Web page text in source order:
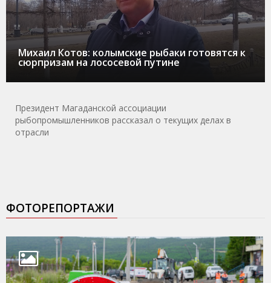
Михаил Котов: колымские рыбаки готовятся к
сюрпризам на лососевой путине
Президент Магаданской ассоциации
рыбопромышленников рассказал о текущих делах в
отрасли
ФОТОРЕПОРТАЖИ